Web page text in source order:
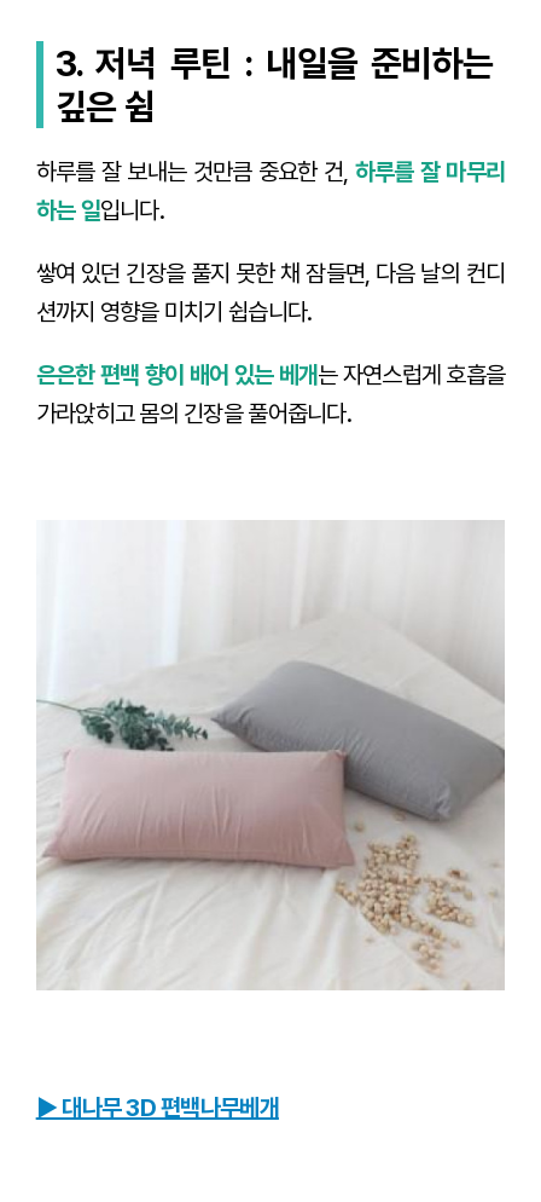
3. 저녁 루틴 : 내일을 준비하는
깊은 쉼
하루를 잘 보내는 것만큼 중요한 건, 하루를 잘 마무리
하는 일입니다.
쌓여 있던 긴장을 풀지 못한 채 잠들면, 다음 날의 컨디
션까지 영향을 미치기 쉽습니다.
은은한 편백 향이 배어 있는 베개는 자연스럽게 호흡을
가라앉히고 몸의 긴장을 풀어줍니다.
▶ 대나무 3D 편백나무베개